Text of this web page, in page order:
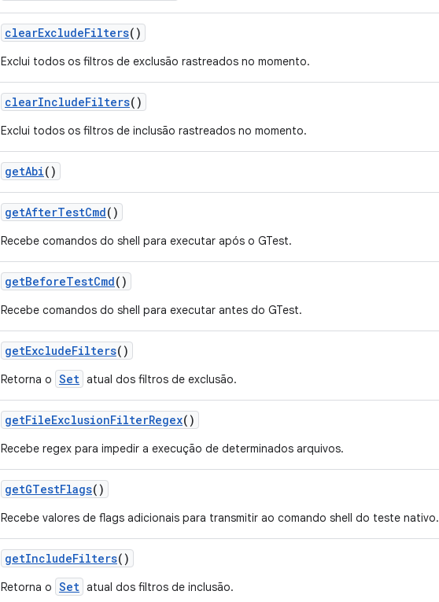
clearExcludeFilters()
Exclui todos os filtros de exclusão rastreados no momento.
clearIncludeFilters()
Exclui todos os filtros de inclusão rastreados no momento.
getAbi()
getAfterTestCmd()
Recebe comandos do shell para executar após o GTest.
getBeforeTestCmd()
Recebe comandos do shell para executar antes do GTest.
getExcludeFilters()
Retorna o Set atual dos filtros de exclusão.
getFileExclusionFilterRegex()
Recebe regex para impedir a execução de determinados arquivos.
getGTestFlags()
Recebe valores de flags adicionais para transmitir ao comando shell do teste nativo.
getIncludeFilters()
Retorna o Set atual dos filtros de inclusão.